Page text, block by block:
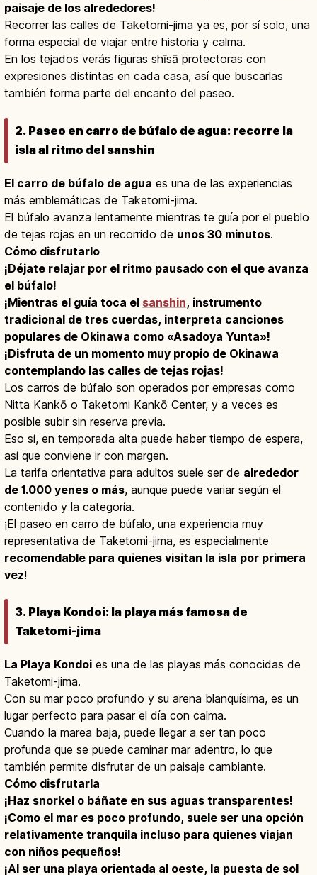
paisaje de los alrededores!
Recorrer las calles de Taketomi-jima ya es, por sí solo, una
forma especial de viajar entre historia y calma.
En los tejados verás figuras shīsā protectoras con
expresiones distintas en cada casa, así que buscarlas
también forma parte del encanto del paseo.
2. Paseo en carro de búfalo de agua: recorre la
isla al ritmo del sanshin
El carro de búfalo de agua es una de las experiencias
más emblemáticas de Taketomi-jima.
El búfalo avanza lentamente mientras te guía por el pueblo
de tejas rojas en un recorrido de unos 30 minutos.
Cómo disfrutarlo
¡Déjate relajar por el ritmo pausado con el que avanza
el búfalo!
¡Mientras el guía toca el sanshin, instrumento
tradicional de tres cuerdas, interpreta canciones
populares de Okinawa como «Asadoya Yunta»!
¡Disfruta de un momento muy propio de Okinawa
contemplando las calles de tejas rojas!
Los carros de búfalo son operados por empresas como
Nitta Kankō o Taketomi Kankō Center, y a veces es
posible subir sin reserva previa.
Eso sí, en temporada alta puede haber tiempo de espera,
así que conviene ir con margen.
La tarifa orientativa para adultos suele ser de alrededor
de 1.000 yenes o más, aunque puede variar según el
contenido y la categoría.
¡El paseo en carro de búfalo, una experiencia muy
representativa de Taketomi-jima, es especialmente
recomendable para quienes visitan la isla por primera
vez!
3. Playa Kondoi: la playa más famosa de
Taketomi-jima
La Playa Kondoi es una de las playas más conocidas de
Taketomi-jima.
Con su mar poco profundo y su arena blanquísima, es un
lugar perfecto para pasar el día con calma.
Cuando la marea baja, puede llegar a ser tan poco
profunda que se puede caminar mar adentro, lo que
también permite disfrutar de un paisaje cambiante.
Cómo disfrutarla
¡Haz snorkel o báñate en sus aguas transparentes!
¡Como el mar es poco profundo, suele ser una opción
relativamente tranquila incluso para quienes viajan
con niños pequeños!
¡Al ser una playa orientada al oeste, la puesta de sol